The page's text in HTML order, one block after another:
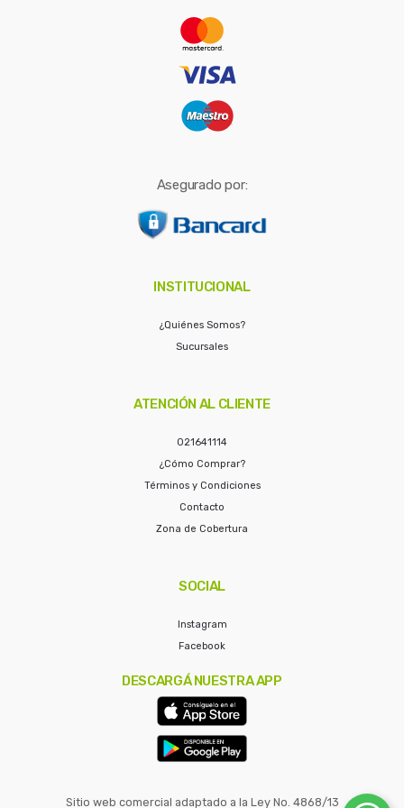
Asegurado por:
INSTITUCIONAL
¿Quiénes Somos?
Sucursales
ATENCIÓN AL CLIENTE
021641114
¿Cómo Comprar?
Términos y Condiciones
Contacto
Zona de Cobertura
SOCIAL
Instagram
Facebook
DESCARGÁ NUESTRA APP
Sitio web comercial adaptado a la Ley No. 4868/13